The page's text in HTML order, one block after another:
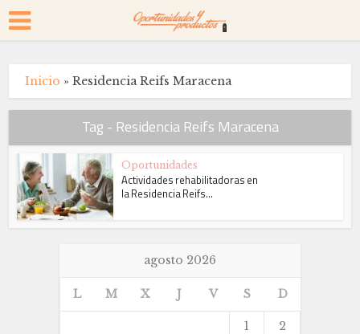
Inicio »Residencia Reifs Maracena
Tag - Residencia Reifs Maracena
Oportunidades
Actividades rehabilitadoras en
la Residencia Reifs...
agosto 2026
L M X J V S D
1 2